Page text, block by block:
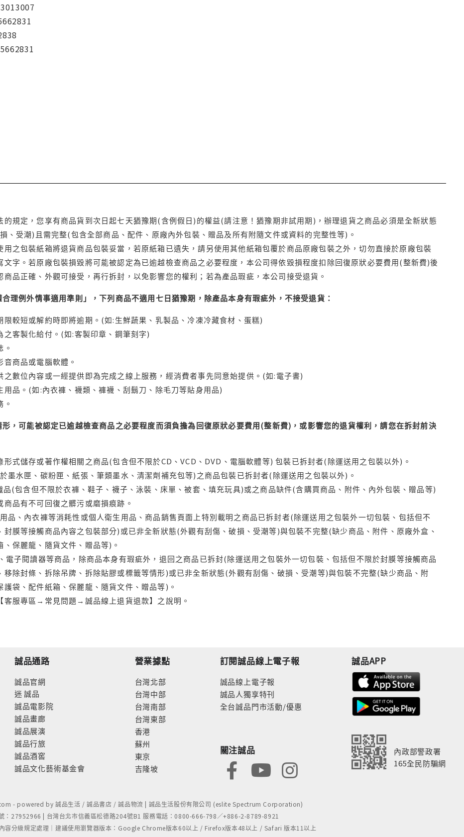
的規定，您享有商品貨到次日起七天猶豫期(含例假日)的權益(請注意！猶豫期非試用期)，辦理退貨之商品必須是全新狀態
、受潮)且需完整(包含全部商品、配件、原廠內外包裝、贈品及所有附隨文件或資料的完整性等)。
用之包裝紙箱將退貨商品包裝妥當，若原紙箱已遺失，請另使用其他紙箱包覆於商品原廠包裝之外，切勿直接於原廠包裝
文字。若原廠包裝損毀將可能被認定為已逾越檢查商品之必要程度，本公司得依毀損程度扣除回復原狀必要費用(整新費)後
商品正確、外觀可接受，再行拆封，以免影響您的權利；若為產品瑕疵，本公司接受退貨。
理例外情事適用準則」，下列商品不適用七日猶豫期，除產品本身有瑕疵外，不接受退貨：
限較短或解約時即將逾期。(如:生鮮蔬果、乳製品、冷凍冷藏食材、蛋糕)
之客製化給付。(如:客製印章、鋼筆刻字)
商品或電腦軟體。
之數位內容或一經提供即為完成之線上服務，經消費者事先同意始提供。(如:電子書)
用品。(如:內衣褲、襪類、褲襪、刮鬍刀、除毛刀等貼身用品)
，可能被認定已逾越檢查商品之必要程度而須負擔為回復原狀必要費用(整新費)，或影響您的退貨權利，請您在拆封前決
形式儲存或著作權相關之商品(包含但不限於CD、VCD、DVD、電腦軟體等) 包裝已拆封者(除運送用之包裝以外)。
墨水匣、碳粉匣、紙張、筆類墨水、清潔劑補充包等)之商品包裝已拆封者(除運送用之包裝以外)。
(包含但不限於衣褲、鞋子、襪子、泳裝、床單、被套、填充玩具)或之商品缺件(含購買商品、附件、內外包裝、贈品等)
商品有不可回復之髒污或磨損痕跡。
品、內衣褲等消耗性或個人衛生用品、商品銷售頁面上特別載明之商品已拆封者(除運送用之包裝外一切包裝、包括但不
封膜等接觸商品內容之包裝部分)或已非全新狀態(外觀有刮傷、破損、受潮等)與包裝不完整(缺少商品、附件、原廠外盒、
、保麗龍、隨貨文件、贈品等)。
電子閱讀器等商品，除商品本身有瑕疵外，退回之商品已拆封(除運送用之包裝外一切包裝、包括但不限於封膜等接觸商品
移除封條、拆除吊牌、拆除貼膠或標籤等情形)或已非全新狀態(外觀有刮傷、破損、受潮等)與包裝不完整(缺少商品、附
護袋、配件紙箱、保麗龍、隨貨文件、贈品等)。
客服專區→常見問題→誠品線上退貨退款】之說明。
誠品通路
誠品官網
迷 誠品
誠品電影院
誠品畫廊
誠品展演
誠品行旅
誠品酒窖
誠品文化藝術基金會
營業據點
台灣北部
台灣中部
台灣南部
台灣東部
香港
蘇州
東京
吉隆坡
訂閱誠品線上電子報
誠品線上電子報
誠品人獨享特刊
全台誠品門市活動/優惠
關注誠品
誠品APP
內政部警政署
165全民防騙網
- powered by 誠品生活 / 誠品書店 / 誠品物流 | 誠品生活股份有限公司 (eslite Spectrum Corporation)
：27952966 | 台灣台北市信義區松德路204號B1 服務電話：0800-666-798／+886-2-8789-8921
容分級規定處理｜建議使用瀏覽器版本：Google Chrome版本60以上 / Firefox版本48以上 / Safari 版本11以上